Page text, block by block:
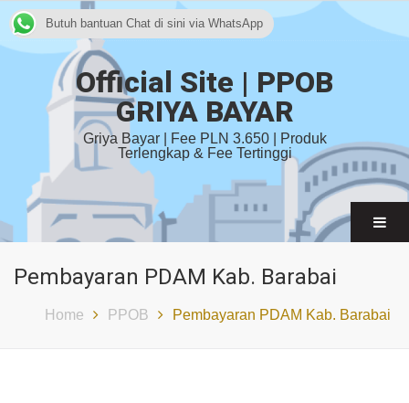
Official Site | PPOB
GRIYA BAYAR
Griya Bayar | Fee PLN 3.650 | Produk
Terlengkap & Fee Tertinggi
Pembayaran PDAM Kab. Barabai
Home PPOB Pembayaran PDAM Kab. Barabai
Butuh bantuan Chat di sini via WhatsApp